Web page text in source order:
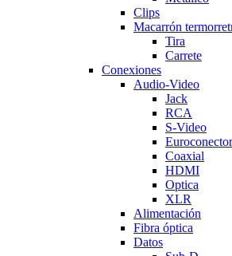
Clips
Macarrón
Tira
Carrete
Conexiones
Audio-Video
Jack
RCA
S-Video
Euroconector
Coaxial
HDMI
Optica
XLR
Alimentación
Fibra óptica
Datos